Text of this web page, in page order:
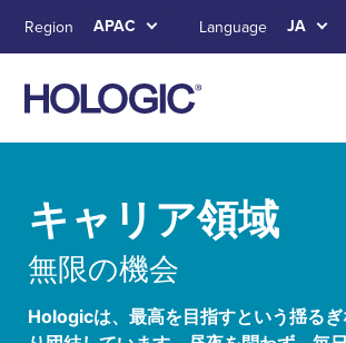
content
Region APAC Language JA
キャリア領域
無限の機会
Hologicは、最高を目指すという揺るぎ